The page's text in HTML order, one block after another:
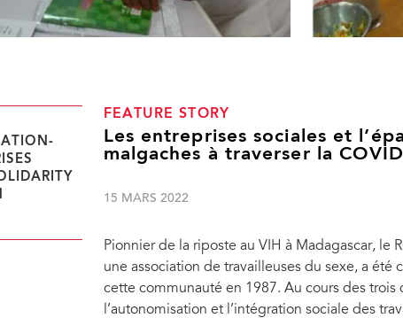
FEATURE STORY
Les entreprises sociales et
malgaches à traverser la
15 MARS 2022
Pionnier de la riposte au VIH à Madagascar, le
une association de travailleuses du sexe, a
cette communauté en 1987. Au cours des
l’autonomisation et l’intégration sociale des